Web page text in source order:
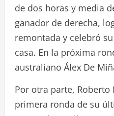
de dos horas y media
ganador de derecha,
remontada y celebró
casa. En la próxima
australiano Álex De
Por otra parte, Roberto
primera ronda de su